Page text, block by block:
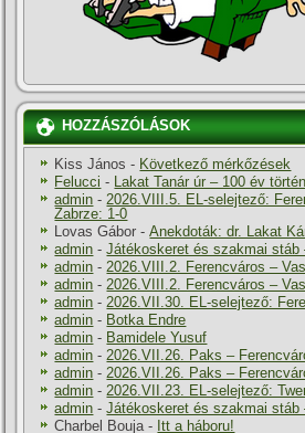
HOZZÁSZÓLÁSOK
Kiss János - Következő mérkőzések
Felucci - Lakat Tanár úr – 100 év
admin -2026.VIII.5. EL-selejtező:
Zabrze: 1-0
Lovas Gábor -Anekdoták: dr. Lakat
admin -Játékoskeret és szakmai stáb
admin -2026.VIII.2. Ferencváros –
admin -2026.VIII.2. Ferencváros –
admin -2026.VII.30. EL-selejtező:
admin - Botka Endre
admin - Bamidele Yusuf
admin -2026.VII.26. Paks –
admin -2026.VII.26. Paks –
admin -2026.VII.23. EL-selejtező:
admin -Játékoskeret és szakmai stáb
Charbel Bouja- Itt a háboru!